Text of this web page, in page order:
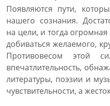
Появляются пути,
нашего сознания.
на цели, и тогда
добиваться желаемого,
Противовесом этой
впечатлительность,
литературы, поэзии и
чувствительности, а